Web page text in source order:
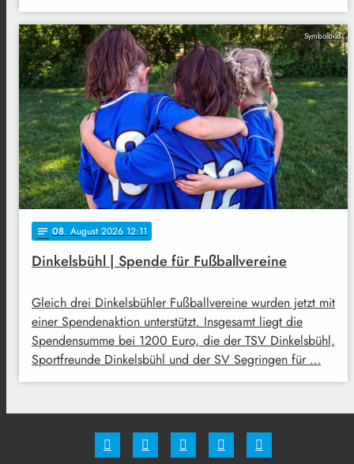
Symbolbild
notes 08. August 2026 12:11
Dinkelsbühl | Spende für Fußballvereine
Gleich drei Dinkelsbühler Fußballvereine wurden jetzt mit
einer Spendenaktion unterstützt. Insgesamt liegt die
Spendensumme bei 1200 Euro, die der TSV Dinkelsbühl,
Sportfreunde Dinkelsbühl und der SV Segringen für …